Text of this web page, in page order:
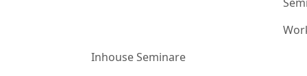
Inhouse Seminare